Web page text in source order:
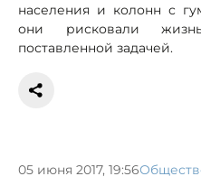
населения и колонн с
они рисковали
поставленной задачей.
05 июня 2017, 19:56